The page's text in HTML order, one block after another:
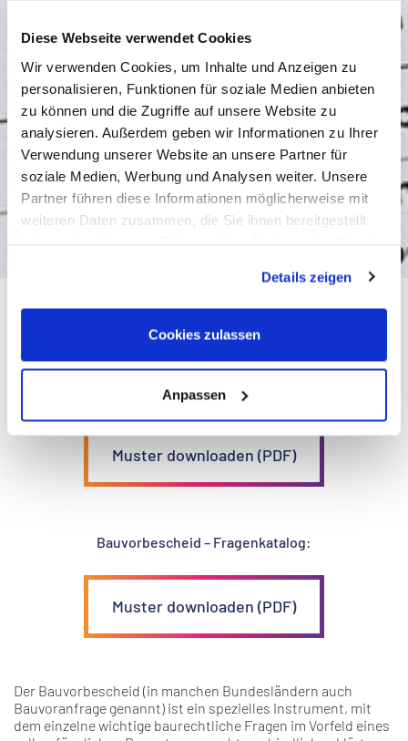
Diese Webseite verwendet Cookies
Wir verwenden Cookies, um Inhalte und Anzeigen zu
personalisieren, Funktionen für soziale Medien anbieten
zu können und die Zugriffe auf unsere Website zu
analysieren. Außerdem geben wir Informationen zu Ihrer
Verwendung unserer Website an unsere Partner für
soziale Medien, Werbung und Analysen weiter. Unsere
Partner führen diese Informationen möglicherweise mit
weiteren Daten zusammen, die Sie ihnen bereitgestellt
Details zeigen
Cookies zulassen
Anpassen
Bauvorbescheid
Bauvorbescheid – Planzeichnungen:
Muster downloaden (PDF)
Bauvorbescheid – Fragenkatalog:
Muster downloaden (PDF)
Der Bauvorbescheid (in manchen Bundesländern auch
Bauvoranfrage genannt) ist ein spezielles Instrument, mit
dem einzelne wichtige baurechtliche Fragen im Vorfeld eines